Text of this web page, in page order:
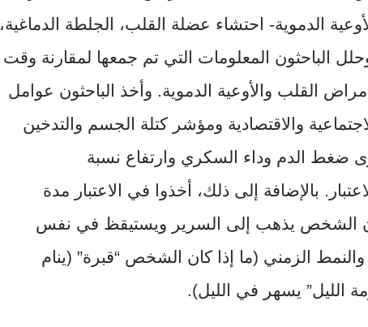
الدموية- احتشاء عضلة القلب، الجلطة الدماغية،
الباحثون المعلومات التي تم جمعها لمقارنة وقت
القلب والأوعية الدموية. وأخذ الباحثون عوامل
والاقتصادية ومؤشر كتلة الجسم والتدخين
ضغط الدم وداء السكري وارتفاع نسبة
بالإضافة إلى ذلك، أخذوا في الاعتبار مدة
كان الشخص يذهب إلى السرير ويستيقظ في نفس
الزمني (ما إذا كان الشخص “قبرة” (ينام
الليل” يسهر في الليل).